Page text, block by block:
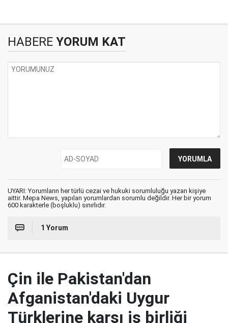
HABERE YORUM KAT
UYARI: Yorumların her türlü cezai ve hukuki sorumluluğu yazan kişiye
aittir. Mepa News, yapılan yorumlardan sorumlu değildir. Her bir yorum
600 karakterle (boşluklu) sınırlıdır.
1 Yorum
Çin ile Pakistan'dan
Afganistan'daki Uygur
Türklerine karşı iş birliği